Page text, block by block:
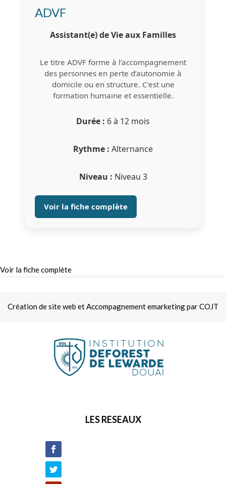
ADVF
Assistant(e) de Vie aux Familles
Le titre ADVF forme à l’accompagnement
des personnes en perte d’autonomie à
domicile ou en structure. C’est une
formation humaine et essentielle.
Durée : 6 à 12 mois
Rythme : Alternance
Niveau : Niveau 3
Voir la fiche complète
Voir la fiche complète
Création de site web et Accompagnement emarketing par COJT
LES RESEAUX